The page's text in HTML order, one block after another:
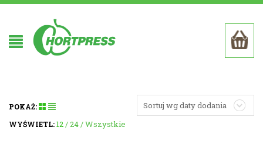
Sortuj wg daty dodania
POKAŻ:
WYŚWIETL:12 24 Wszystkie